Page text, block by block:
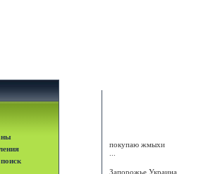
покупаю жмыхи
Запорожье Украина